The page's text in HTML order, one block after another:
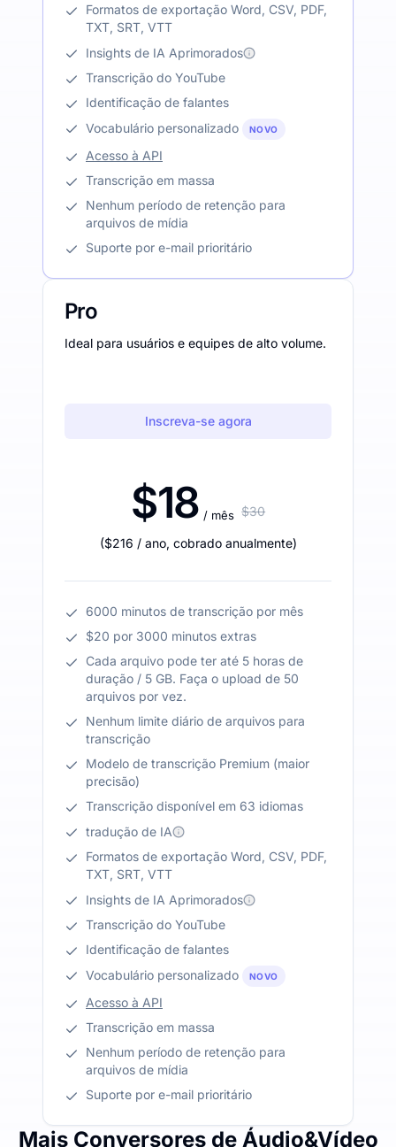
Formatos de exportação Word, CSV, PDF,
TXT, SRT, VTT
Insights de IA Aprimorados
Transcrição do YouTube
Identificação de falantes
Vocabulário personalizado
NOVO
Acesso à API
Transcrição em massa
Nenhum período de retenção para
arquivos de mídia
Suporte por e-mail prioritário
Pro
Ideal para usuários e equipes de alto volume.
Inscreva-se agora
$18 / mês $30
($216 / ano, cobrado anualmente)
6000 minutos de transcrição por mês
$20 por 3000 minutos extras
Cada arquivo pode ter até 5 horas de
duração / 5 GB. Faça o upload de 50
arquivos por vez.
Nenhum limite diário de arquivos para
transcrição
Modelo de transcrição Premium (maior
precisão)
Transcrição disponível em 63 idiomas
tradução de IA
Formatos de exportação Word, CSV, PDF,
TXT, SRT, VTT
Insights de IA Aprimorados
Transcrição do YouTube
Identificação de falantes
Vocabulário personalizado
NOVO
Acesso à API
Transcrição em massa
Nenhum período de retenção para
arquivos de mídia
Suporte por e-mail prioritário
Mais Conversores de Áudio&Vídeo